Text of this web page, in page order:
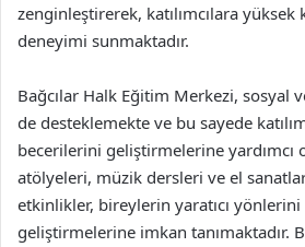
zenginleştirerek, katılımcılara
deneyimi sunmaktadır.
Bağcılar Halk Eğitim Merkezi, sosyal
de desteklemekte ve bu sayede
becerilerini geliştirmelerine yardımcı
atölyeleri, müzik dersleri ve el
etkinlikler, bireylerin yaratıcı
geliştirmelerine imkan tanımaktadır.